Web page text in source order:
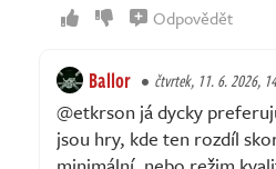
Odpovědět
Ballor čtvrtek, 11. 6. 2026,
@etkrson já dycky
jsou hry, kde ten rozdíl